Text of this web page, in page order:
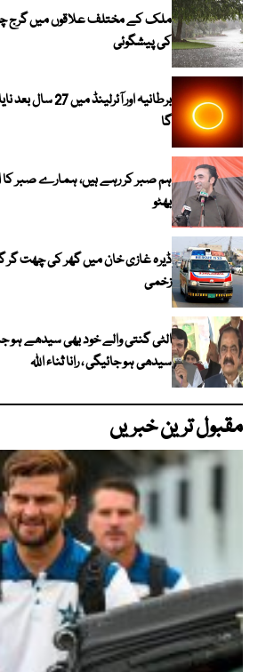
ملک کے مختلف علاقوں میں گرج
کی پیشگوئی
برطانیہ اور
گا
ہم صبر کر رہے ہیں، ہمارے صبر کا
بھٹو
زخمی
الٹی گنتی والے خود بھی سیدھے ہو
سیدھی ہو جائیگی ، رانا ثناء اللہ
مقبول ترین خبریں